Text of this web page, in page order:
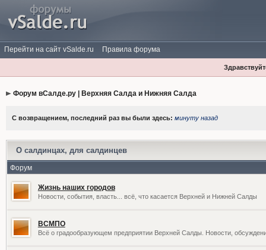
Перейти на сайт vSalde.ru Правила форума
Форум вСалде.ру | Верхняя Салда и Нижняя Салда
С возвращением, последний раз вы были здесь: минуту назад
О салдинцах, для салдинцев
Форум
Жизнь наших городов
Новости, события, власть... всё, что касается Верхней и Нижней Салды
ВСМПО
Всё о градообразующем предприятии Верхней Салды. Новости,